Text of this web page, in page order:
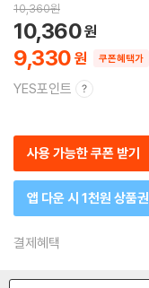
10,360원
9,330
10,360
쿠폰혜택가
YES포인트
사용 가능한 쿠폰 받기
앱 다운 시 1천원 상품권
결제혜택